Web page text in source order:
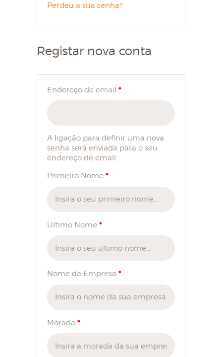
HOME
SOBRE NÓS
CONTACTOS
MINHA CONTA
Perdeu a sua senha?
Registar nova conta
Endereço de email *
A ligação para definir uma nova
senha será enviada para o seu
endereço de email.
Primeiro Nome *
Ultimo Nome *
Nome da Empresa *
Morada *